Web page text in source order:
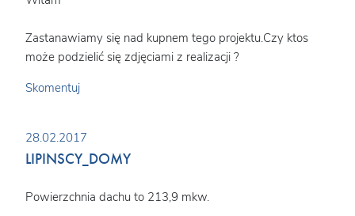
Zastanawiamy się nad kupnem tego projektu.Czy ktos
może podzielić się zdjęciami z realizacji ?
Skomentuj
28.02.2017
LIPINSCY_DOMY
Powierzchnia dachu to 213,9 mkw.